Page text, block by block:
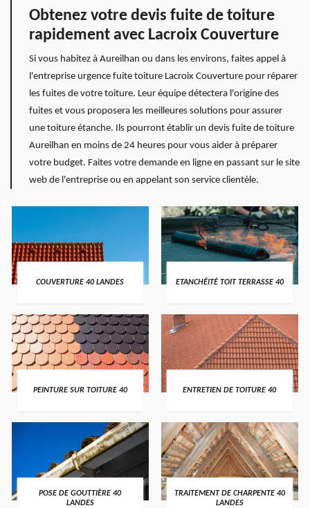
Obtenez votre devis fuite de toiture
rapidement avec Lacroix Couverture
Si vous habitez à Aureilhan ou dans les environs, faites appel à
l'entreprise urgence fuite toiture Lacroix Couverture pour réparer
les fuites de votre toiture. Leur équipe détectera l'origine des
fuites et vous proposera les meilleures solutions pour assurer
une toiture étanche. Ils pourront établir un devis fuite de toiture
Aureilhan en moins de 24 heures pour vous aider à préparer
votre budget. Faites votre demande en ligne en passant sur le site
web de l'entreprise ou en appelant son service clientèle.
COUVERTURE 40 LANDES ETANCHÉITÉ TOIT TERRASSE 40
PEINTURE SUR TOITURE 40 ENTRETIEN DE TOITURE 40
POSE DE GOUTTIÈRE 40
LANDES
TRAITEMENT DE CHARPENTE 40
LANDES